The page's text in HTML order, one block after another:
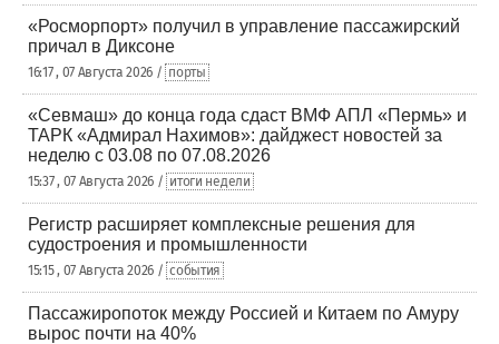
«Росморпорт» получил в управление пассажирский
причал в Диксоне
16:17 , 07 Августа 2026 / порты
«Севмаш» до конца года сдаст ВМФ АПЛ «Пермь» и
ТАРК «Адмирал Нахимов»: дайджест новостей за
неделю с 03.08 по 07.08.2026
15:37 , 07 Августа 2026 / итоги недели
Регистр расширяет комплексные решения для
судостроения и промышленности
15:15 , 07 Августа 2026 / события
Пассажиропоток между Россией и Китаем по Амуру
вырос почти на 40%